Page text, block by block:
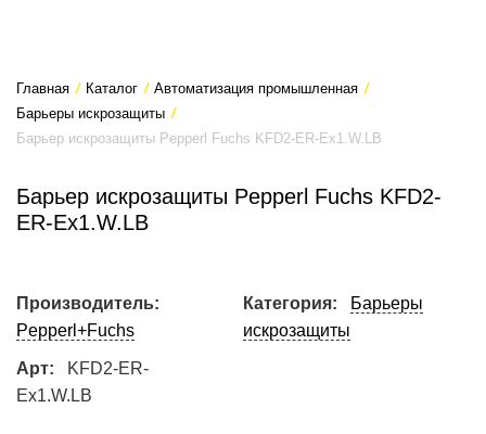
Главная / Каталог / Автоматизация промышленная /
Барьеры искрозащиты /
Барьер искрозащиты Pepperl Fuchs KFD2-ER-Ex1.W.LB
Барьер искрозащиты Pepperl Fuchs KFD2-
ER-Ex1.W.LB
Производитель:
Pepperl+Fuchs
Категория:
Барьеры
искрозащиты
Арт:
KFD2-ER-
Ex1.W.LB